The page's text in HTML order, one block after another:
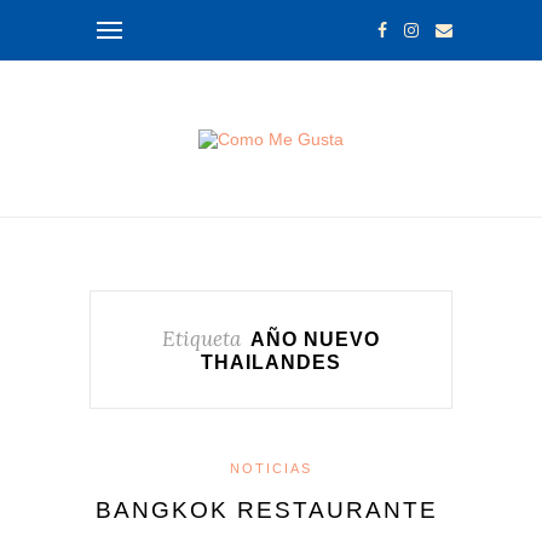
Etiqueta AÑO NUEVO
THAILANDES
NOTICIAS
BANGKOK RESTAURANTE